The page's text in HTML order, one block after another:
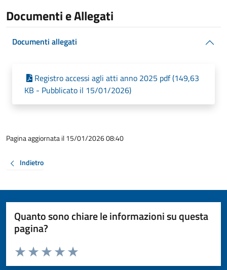
Documenti e Allegati
Documenti allegati
Registro accessi agli atti anno 2025 pdf (149,63
KB - Pubblicato il 15/01/2026)
Pagina aggiornata il 15/01/2026 08:40
Indietro
Quanto sono chiare le informazioni su questa
pagina?
Valuta da 1 a 5 stelle la pagina
Valuta 5 stelle su 5
Valuta 4 stelle su 5
Valuta 3 stelle su 5
Valuta 2 stelle su 5
Valuta 1 stelle su 5